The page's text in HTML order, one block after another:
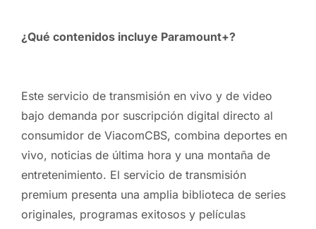
¿Qué contenidos incluye Paramount+?
Este servicio de transmisión en vivo y de video
bajo demanda por suscripción digital directo al
consumidor de ViacomCBS, combina deportes en
vivo, noticias de última hora y una montaña de
entretenimiento. El servicio de transmisión
premium presenta una amplia biblioteca de series
originales, programas exitosos y películas